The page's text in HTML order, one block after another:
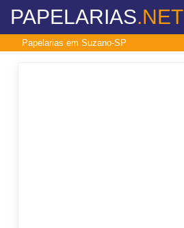
PAPELARIAS.NET
Papelarias em Suzano-SP